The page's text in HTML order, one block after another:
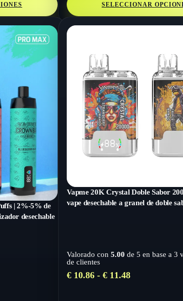
SELECCIONAR
| 2%-5% de
desechable
Vapme 20K Crystal Doble Sabor
vape desechable a granel de doble
Valorado con 5.00 de 5 en base a 3
de clientes
€10.86 - €11.48Rango